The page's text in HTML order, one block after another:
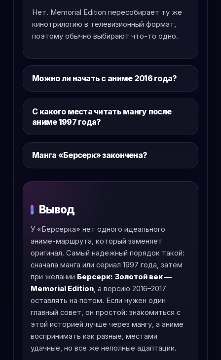
Нет. Memorial Edition пересобирает ту же
кинотрилогию в телевизионный формат,
поэтому обычно выбирают что-то одно.
Можно ли начать с аниме 2016 года?
С какого места читать мангу после
аниме 1997 года?
Манга «Берсерк» закончена?
Вывод
У «Берсерка» нет одного идеального
аниме-маршрута, который заменяет
оригинал. Самый надежный порядок такой:
сначала манга или сериал 1997 года, затем
при желании Берсерк: Золотой век —
Memorial Edition, а версию 2016–2017
оставлять на потом. Если нужен один
главный совет, он простой: знакомиться с
этой историей лучше через мангу, а аниме
воспринимать как разные, местами
удачные, но все же неполные адаптации.